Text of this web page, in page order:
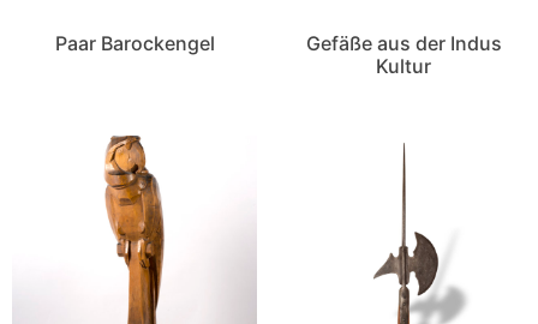
Paar Barockengel
Gefäße aus der Indus
Kultur